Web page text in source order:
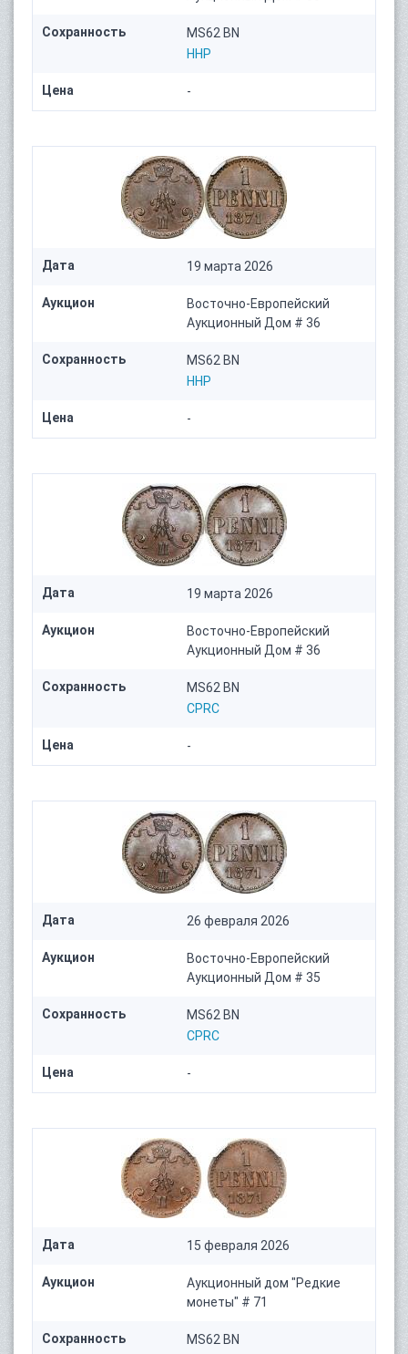
Сохранность
MS62 BN
HHP
Цена -
Дата 19 марта 2026
Аукцион
Восточно-Европейский
Аукционный Дом # 36
Сохранность
MS62 BN
HHP
Цена -
Дата 19 марта 2026
Аукцион
Восточно-Европейский
Аукционный Дом # 36
Сохранность
MS62 BN
CPRC
Цена -
Дата 26 февраля 2026
Аукцион
Восточно-Европейский
Аукционный Дом # 35
Сохранность
MS62 BN
CPRC
Цена -
Дата 15 февраля 2026
Аукцион
Аукционный дом "Редкие
монеты" # 71
Сохранность
MS62 BN